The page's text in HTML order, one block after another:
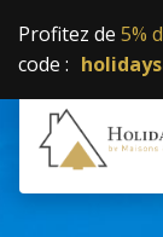
Profitez de 5%
code :